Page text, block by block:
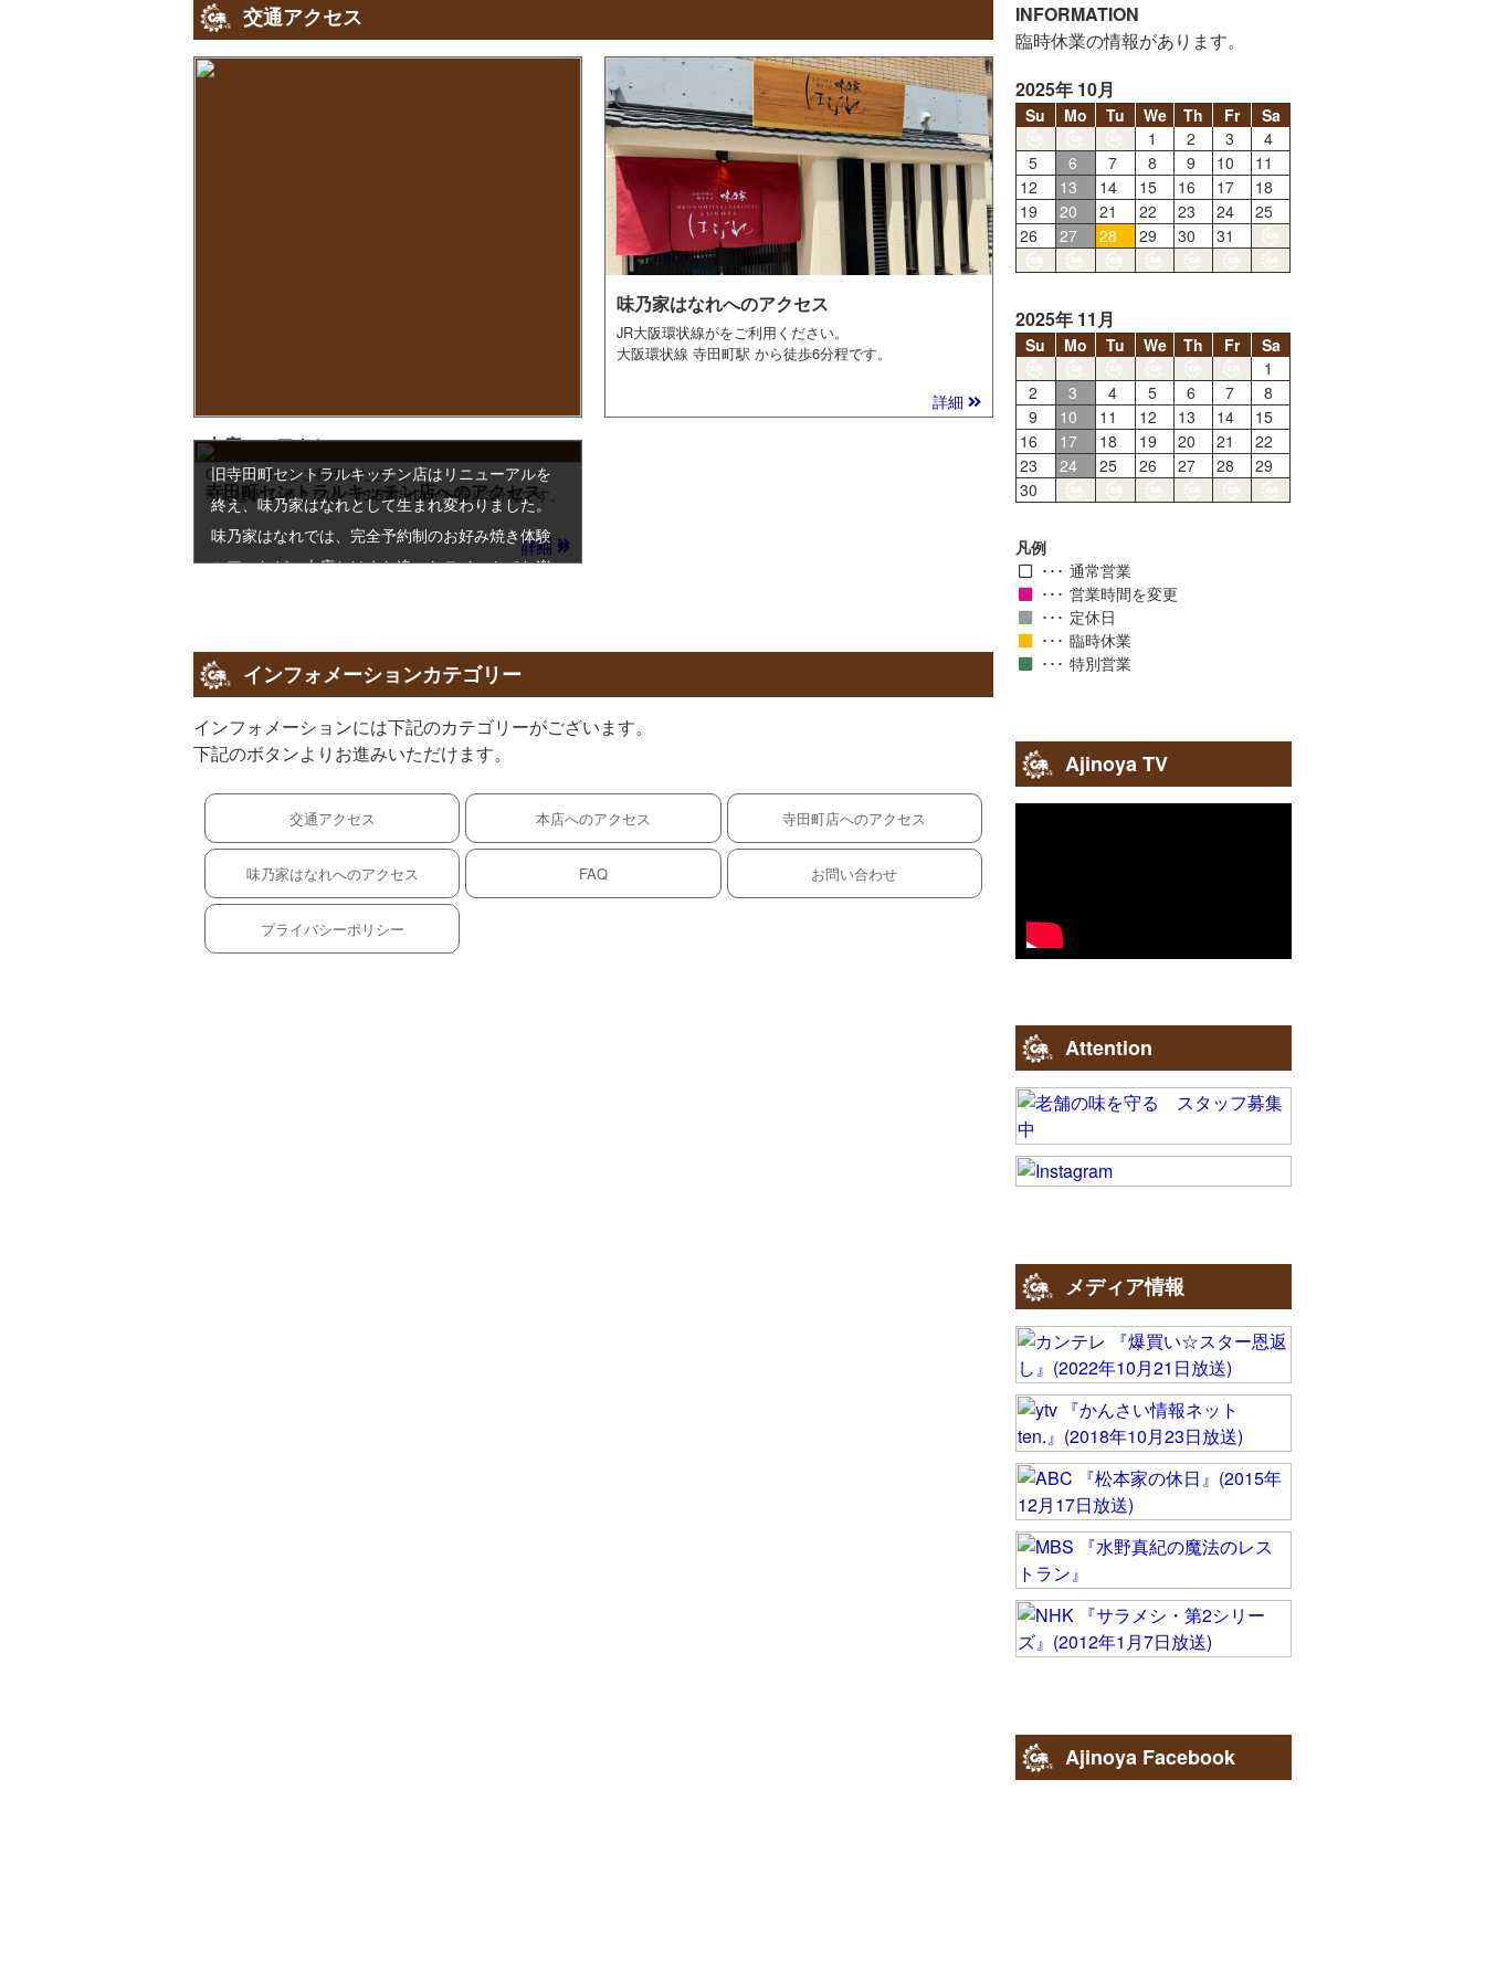
交通アクセス
本店へのアクセス
Osaka Metroをご利用ください。
なんば駅 14番または、15-B番出口から徒歩3分程です。
詳細
味乃家はなれへのアクセス
JR大阪環状線がをご利用ください。
大阪環状線 寺田町駅 から徒歩6分程です。
詳細
旧寺田町セントラルキッチン店はリニューアルを
終え、味乃家はなれとして生まれ変わりました。
味乃家はなれでは、完全予約制のお好み焼き体験
ツアーなど、本店とはまた違ったテイストでお楽
寺田町セントラルキッチン店へのアクセス
詳細
インフォメーションカテゴリー
インフォメーションには下記のカテゴリーがございます。
下記のボタンよりお進みいただけます。
交通アクセス 本店へのアクセス 寺田町店へのアクセス
味乃家はなれへのアクセス FAQ お問い合わせ
プライバシーポリシー
INFORMATION
臨時休業の情報があります。
2025年 10月
Su Mo Tu We Th Fr
Sa
1
2 3
4
5
6 7 8 9 10
11
12
13 14 15 16 17
18
19
20 21 22 23 24
25
26
27 28 29 30 31
2025年 11月
Su Mo Tu We Th Fr
Sa
1
2
3 4 5 6 7
8
9
10 11 12 13 14
15
16
17 18 19 20 21
22
23
24 25 26 27 28
29
30
凡例
通常営業
営業時間を変更
定休日
臨時休業
特別営業
Ajinoya TV
Attention
メディア情報
Ajinoya Facebook